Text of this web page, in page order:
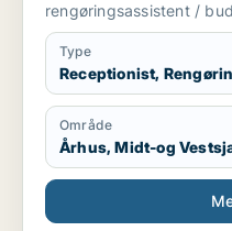
rengøringsassistent /
Type
Receptionist,
Område
Århus, Midt-og